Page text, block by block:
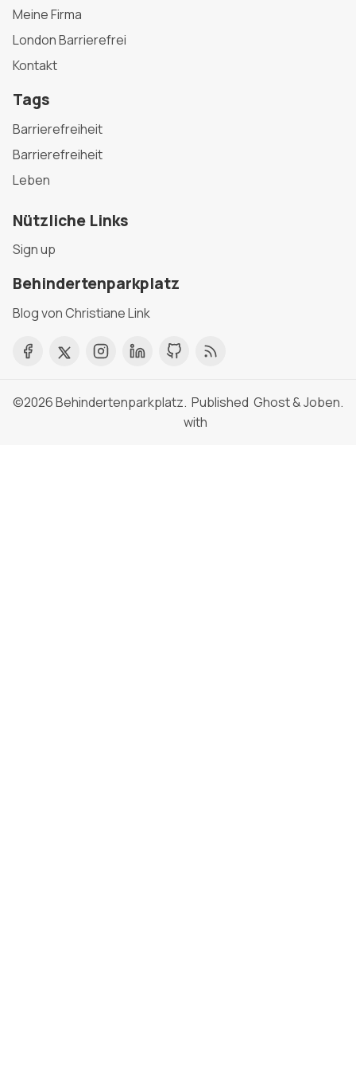
Meine Firma
London Barrierefrei
Kontakt
Tags
Barrierefreiheit
Barrierefreiheit
Leben
Nützliche Links
Sign up
Behindertenparkplatz
Blog von Christiane Link
©2026Behindertenparkplatz. Published
with
Ghost&Joben.